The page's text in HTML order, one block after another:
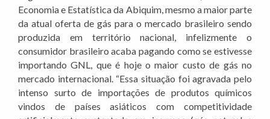
Economia e Estatística da Abiquim, mesmo a maior parte
da atual oferta de gás para o mercado brasileiro sendo
produzida em território nacional, infelizmente o
consumidor brasileiro acaba pagando como se estivesse
importando GNL, que é hoje o maior custo de gás no
mercado internacional. “Essa situação foi agravada pelo
intenso surto de importações de produtos químicos
vindos de países asiáticos com competitividade